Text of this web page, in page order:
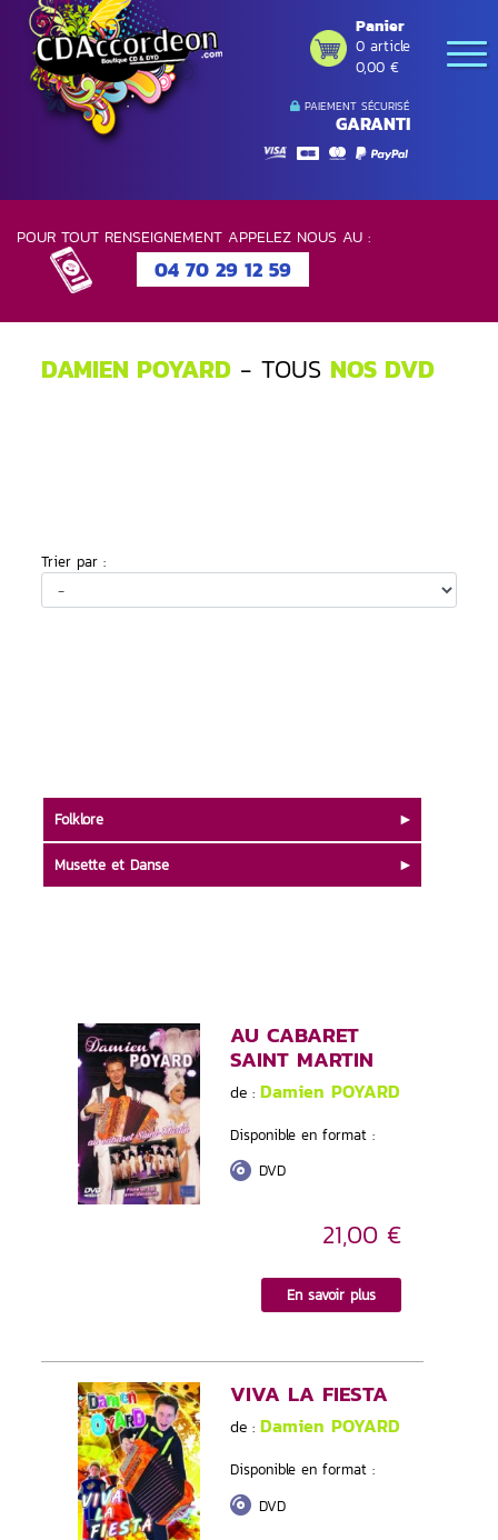
PAIEMENT SÉCURISÉ
GARANTI
Panier
0 article
0,00 €
POUR TOUT RENSEIGNEMENT APPELEZ NOUS AU :
04 70 29 12 59
DAMIEN POYARD - TOUS NOS DVD
Trier par :
AU CABARET
SAINT MARTIN
de : Damien POYARD
Disponible en format :
DVD
21,00 €
En savoir plus
VIVA LA FIESTA
de : Damien POYARD
Disponible en format :
DVD
Folklore
Musette et Danse